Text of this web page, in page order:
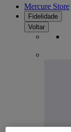
Mercure Store
Fidelidade
Voltar